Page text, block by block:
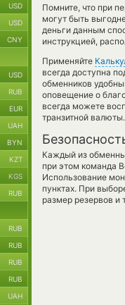
Помните, что при
могут быть
деньги данным
инструкцией,
Применяйте
всегда доступна
обменников
оповещение о
всегда можете
транзитной валюты.
Каждый из
при этом команда
Использование
пунктах. При
размер резервов и
USD
USD
CNY
USD
RUB
EUR
UAH
BYN
KZT
KGS
RUB
RUB
RUB
RUB
RUB
UAH